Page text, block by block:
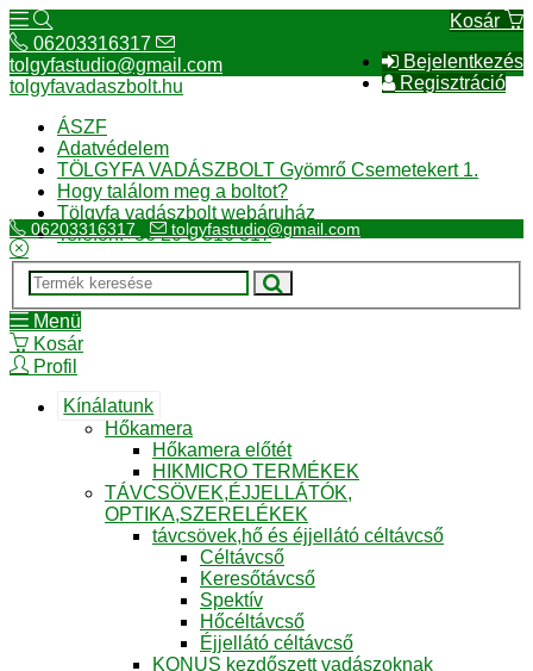
Kosár
Bejelentkezés
Regisztráció
06203316317
tolgyfastudio@gmail.com
tolgyfavadaszbolt.hu
ÁSZF
Adatvédelem
TÖLGYFA VADÁSZBOLT Gyömrő Csemetekert 1.
Hogy találom meg a boltot?
Tölgyfa vadászbolt webáruház
Telefon:+36 20 3 316 317
06203316317 tolgyfastudio@gmail.com
Menü
Kosár
Profil
Kínálatunk
Hőkamera
Hőkamera előtét
HIKMICRO TERMÉKEK
TÁVCSÖVEK,ÉJJELLÁTÓK,
OPTIKA,SZERELÉKEK
távcsövek,hő és éjjellátó céltávcső
Céltávcső
Keresőtávcső
Spektív
Hőcéltávcső
Éjjellátó céltávcső
KONUS kezdőszett vadászoknak